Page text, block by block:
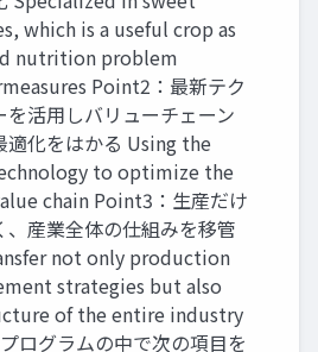
which is a useful crop as
nutrition problem
Point2：最新テク
を活用しバリューチェーン
適化をはかる Using the
to optimize the
chain Point3：生産だけ
、産業全体の仕組みを移管
not only production
strategies but also
of the entire industry
ログラムの中で次の項目を